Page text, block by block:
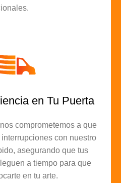
en Tu Puerta
comprometemos a que
con nuestro
asegurando que tus
a tiempo para que
en tu arte.